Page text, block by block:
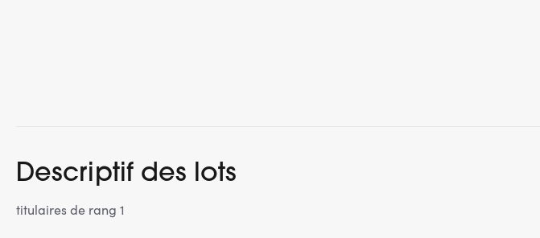
Descriptif des lots
titulaires de rang 1